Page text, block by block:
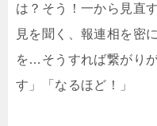
は？そう！一から見直
見を聞く、報連相を密
を…そうすれば繋がり
す」「なるほど！」